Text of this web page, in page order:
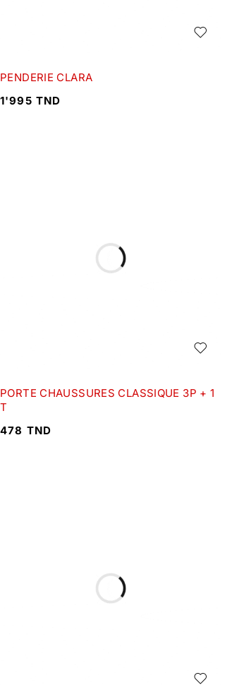
PENDERIE CLARA
1'995 TND
PORTE CHAUSSURES CLASSIQUE 3P + 1
T
478 TND